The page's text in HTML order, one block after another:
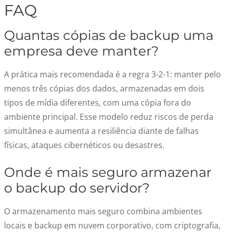
FAQ
Quantas cópias de backup uma
empresa deve manter?
A prática mais recomendada é a regra 3-2-1: manter pelo
menos três cópias dos dados, armazenadas em dois
tipos de mídia diferentes, com uma cópia fora do
ambiente principal. Esse modelo reduz riscos de perda
simultânea e aumenta a resiliência diante de falhas
físicas, ataques cibernéticos ou desastres.
Onde é mais seguro armazenar
o backup do servidor?
O armazenamento mais seguro combina ambientes
locais e backup em nuvem corporativo, com criptografia,